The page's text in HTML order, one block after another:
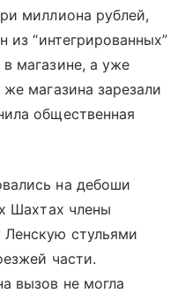
миллиона рублей,
из “интегрированных”
магазине, а уже
магазина зарезали
общественная
на дебоши
Шахтах члены
стульями
части.
вызов не могла